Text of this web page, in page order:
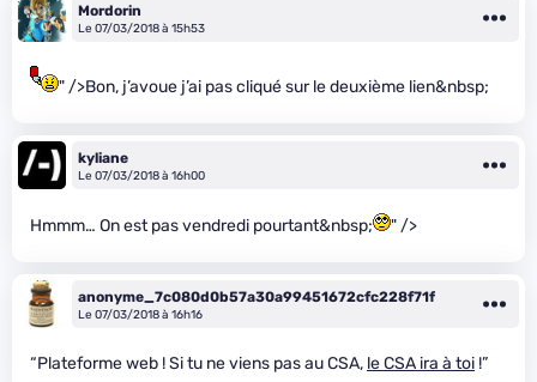
Mordorin
Le 07/03/2018 à 15h53
" />Bon, j’avoue j’ai pas cliqué sur le deuxième lien&nbsp;
kyliane
Le 07/03/2018 à 16h00
Hmmm… On est pas vendredi pourtant&nbsp; " />
anonyme_7c080d0b57a30a99451672cfc228f71f
Le 07/03/2018 à 16h16
“Plateforme web ! Si tu ne viens pas au CSA, le CSA ira à toi !”